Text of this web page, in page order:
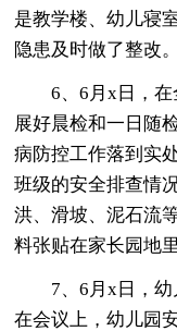
是教学楼、幼儿寝
隐患及时做了整改。
6、6月x日，
展好晨检和一日随
病防控工作落到实
班级的安全排查情
洪、滑坡、泥石流
料张贴在家长园地里
7、6月x日，
在会议上，幼儿园